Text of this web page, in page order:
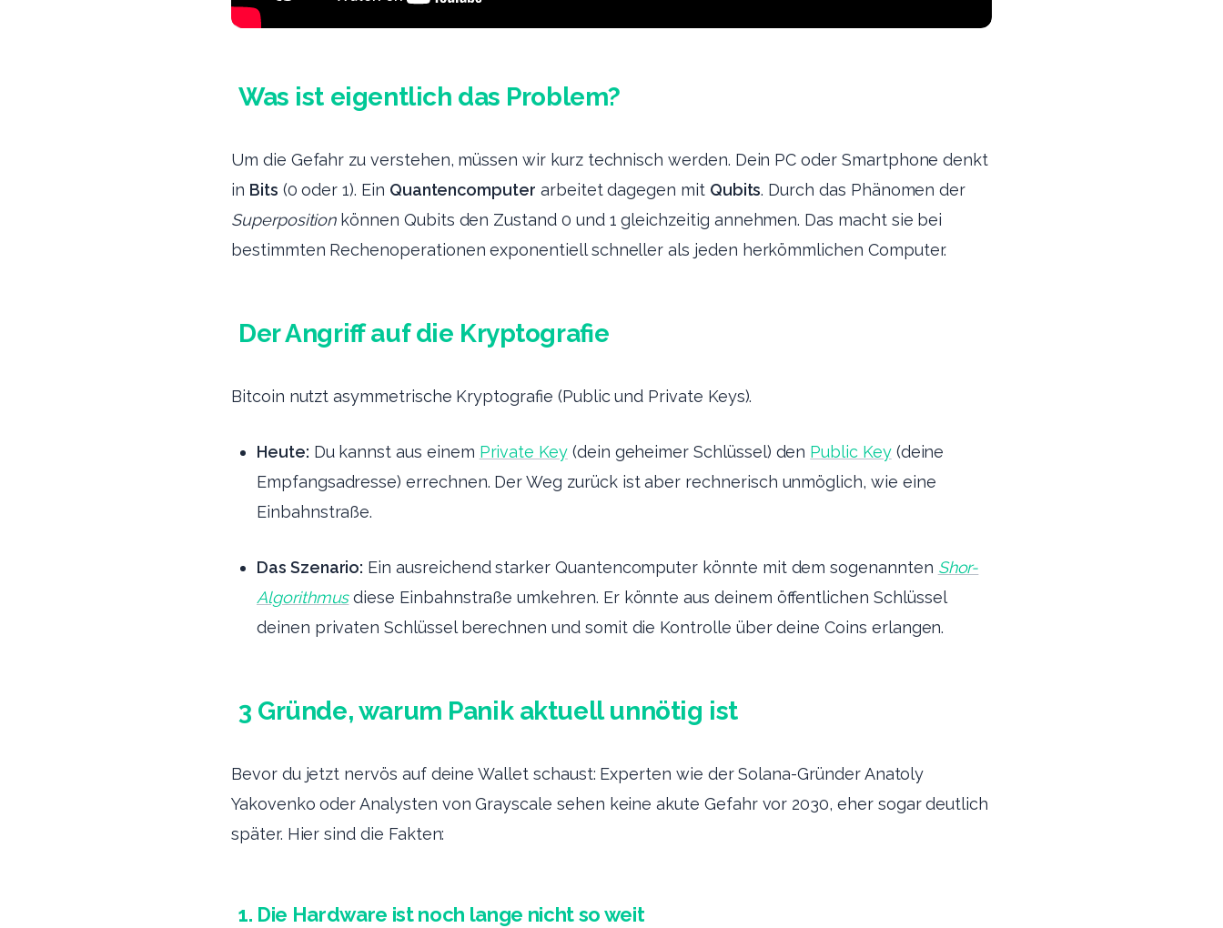
Was ist eigentlich das Problem?
Um die Gefahr zu verstehen, müssen wir kurz technisch werden. Dein PC oder Smartphone denkt
in Bits (0 oder 1). Ein Quantencomputer arbeitet dagegen mit Qubits. Durch das Phänomen der
Superpositionkönnen Qubits den Zustand 0 und 1 gleichzeitig annehmen. Das macht sie bei
bestimmten Rechenoperationen exponentiell schneller als jeden herkömmlichen Computer.
Der Angriff auf die Kryptografie
Bitcoin nutzt asymmetrische Kryptografie (Public und Private Keys).
Heute: Du kannst aus einem Private Key(dein geheimer Schlüssel) den Public Key(deine
Empfangsadresse) errechnen. Der Weg zurück ist aber rechnerisch unmöglich, wie eine
Einbahnstraße.
Das Szenario: Ein ausreichend starker Quantencomputer könnte mit dem sogenannten Shor-
Algorithmusdiese Einbahnstraße umkehren. Er könnte aus deinem öffentlichen Schlüssel
deinen privaten Schlüssel berechnen und somit die Kontrolle über deine Coins erlangen.
3 Gründe, warum Panik aktuell unnötig ist
Bevor du jetzt nervös auf deine Wallet schaust: Experten wie der Solana-Gründer Anatoly
Yakovenko oder Analysten von Grayscale sehen keine akute Gefahr vor 2030, eher sogar deutlich
später. Hier sind die Fakten:
1. Die Hardware ist noch lange nicht so weit